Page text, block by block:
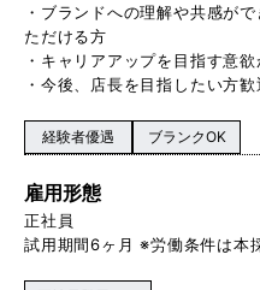
・ブランドへの理解や共感が
ただける方
・キャリアアップを目指す意
・今後、店長を目指したい方歓
経験者優遇 ブランクOK
雇用形態
正社員
試用期間6ヶ月 ※労働条件は本